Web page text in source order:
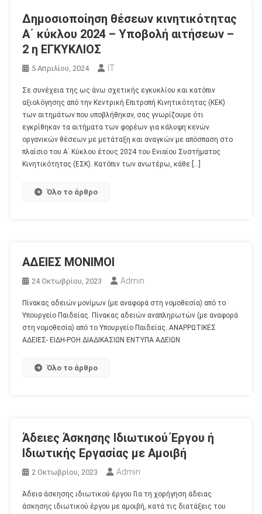
Δημοσιοποίηση θέσεων κινητικότητας
Α΄ κύκλου 2024 – Υποβολή αιτήσεων –
2 η ΕΓΚΥΚΛΙΟΣ
5 Απριλίου, 2024 IT
Σε συνέχεια της ως άνω σχετικής εγκυκλίου και κατόπιν
αξιολόγησης από την Κεντρική Επιτροπή Κινητικότητας (ΚΕΚ)
των αιτημάτων που υποβλήθηκαν, σας γνωρίζουμε ότι
εγκρίθηκαν τα αιτήματα των φορέων για κάλυψη κενών
οργανικών θέσεων με μετάταξη και αναγκών με απόσπαση στο
πλαίσιο του Α΄ Κύκλου έτους 2024 του Ενιαίου Συστήματος
Κινητικότητας (ΕΣΚ). Κατόπιν των ανωτέρω, κάθε […]
Όλο το άρθρο
ΑΔΕΙΕΣ ΜΟΝΙΜΟΙ
24 Οκτωβρίου, 2023 Admin
Πίνακας αδειών μονίμων (με αναφορά στη νομοθεσία) από το
Υπουργείο Παιδείας. Πίνακας αδειών αναπληρωτών (με αναφορά
στη νομοθεσία) από το Υπουργείο Παιδείας. ΑΝΑΡΡΩΤΙΚΕΣ
ΑΔΕΙΕΣ- ΕΙΔΗ-ΡΟΗ ΔΙΑΔΙΚΑΣΙΩΝ ΕΝΤΥΠΑ ΑΔΕΙΩΝ
Όλο το άρθρο
Άδειες Άσκησης Ιδιωτικού Έργου ή
Ιδιωτικής Εργασίας με Αμοιβή
2 Οκτωβρίου, 2023 Admin
Άδεια άσκησης ιδιωτικού έργου Για τη χορήγηση άδειας
άσκησης ιδιωτικού έργου με αμοιβή, κατά τις διατάξεις του